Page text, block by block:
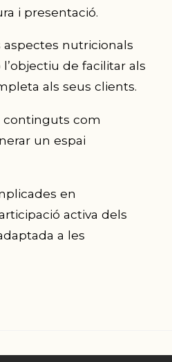
i presentació.
nutricionals
de facilitar als
als seus clients.
continguts com
un espai
en
activa dels
a les